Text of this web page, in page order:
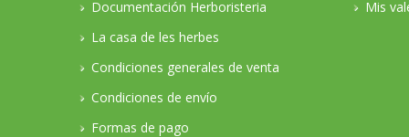
Documentación Herboristeria
La casa de les herbes
Condiciones generales de venta
Condiciones de envío
Formas de pago
Mis